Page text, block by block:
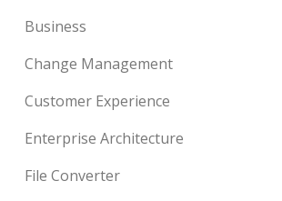
Business
Change Management
Customer Experience
Enterprise Architecture
File Converter